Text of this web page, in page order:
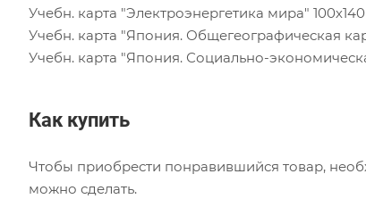
Учебн. карта "Электроэнергетика мира"
Учебн. карта "Япония. Общегеографическая
Учебн. карта "Япония. Социально-
Как купить
Чтобы приобрести понравившийся товар,
можно сделать.